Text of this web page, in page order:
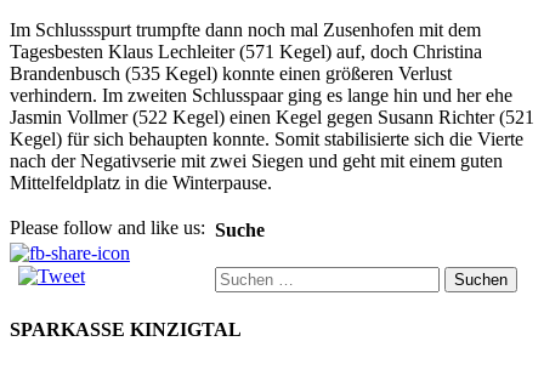
Im Schlussspurt trumpfte dann noch mal Zusenhofen mit dem
Tagesbesten Klaus Lechleiter (571 Kegel) auf, doch Christina
Brandenbusch (535 Kegel) konnte einen größeren Verlust
verhindern. Im zweiten Schlusspaar ging es lange hin und her ehe
Jasmin Vollmer (522 Kegel) einen Kegel gegen Susann Richter (521
Kegel) für sich behaupten konnte. Somit stabilisierte sich die Vierte
nach der Negativserie mit zwei Siegen und geht mit einem guten
Mittelfeldplatz in die Winterpause.
Please follow and like us: Suche
Suchen
nach:
SPARKASSE KINZIGTAL